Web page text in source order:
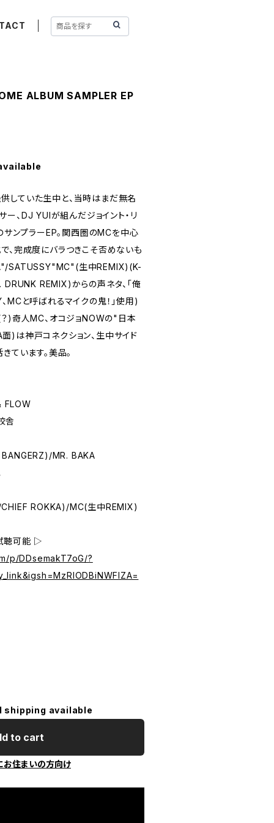
ALBUM SAMPLER EP
していた生中と、当時はまだ無名
、DJ YUIが組んだジョイント・リ
サンプラーEP。関西圏のMCを中心
、完成度にバラつきこそ否めないも
SATUSSY"MC"(生中REMIX)(K-
REMIX)からの声ネタ、「俺
と呼ばれるマイクの鬼！」使用)
)奇人MC、オコジョNOWの"日本
)は神戸コネクション、生中サイド
ています。美品。
FLOW
舎
MR. BAKA
ROKKA)/MC(生中REMIX)
聴可能 ▷
p/DDsemakT7oG/?
shipping available
to cart
お住まいの方向け